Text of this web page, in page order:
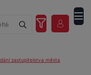
zastupitelstva města